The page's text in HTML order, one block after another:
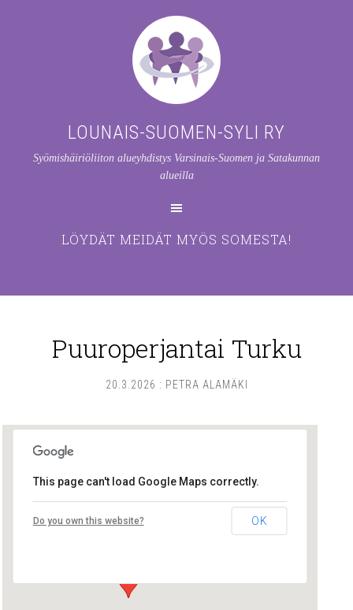
LOUNAIS-SUOMEN-SYLI RY
Syömishäiriöliiton alueyhdistys Varsinais-Suomen ja Satakunnan
alueilla
LÖYDÄT MEIDÄT MYÖS SOMESTA!
Puuroperjantai Turku
20.3.2026 : PETRA ALAMÄKI
Lounais-Suomen – SYLI ry
Maariankatu 8 D 104 - Turku
This page can't load Google Maps correctly.
Do you own this website? OK